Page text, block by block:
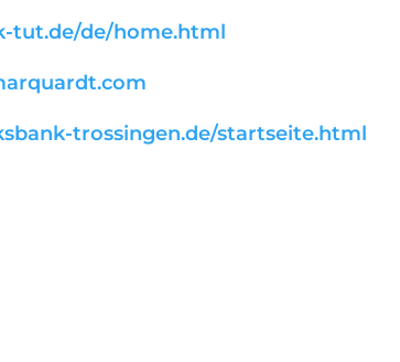
tut.de/de/home.html
trossingen.de/startseite.html